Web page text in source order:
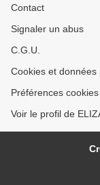
Contact
Signaler un abus
C.G.U.
Cookies et données
Préférences cookies
Voir le profil de